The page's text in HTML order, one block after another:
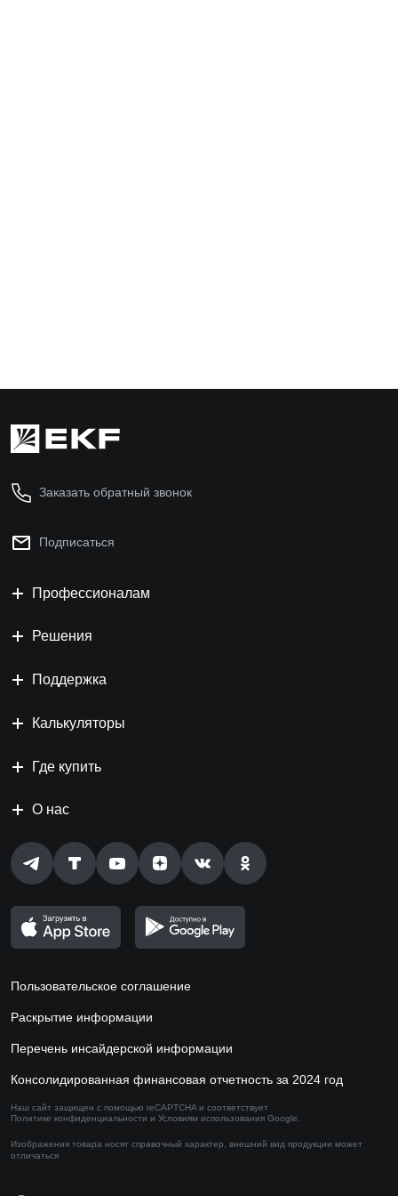
Заказать обратный звонок
Подписаться
Профессионалам
Решения
Поддержка
Калькуляторы
Где купить
О нас
Пользовательское соглашение
Раскрытие информации
Перечень инсайдерской информации
Консолидированная финансовая отчетность за 2024 год
Наш сайт защищен с помощью reCAPTCHA и соответствует
Политике конфиденциальности и Условиям использования Google.
Изображения товара носят справочный характер, внешний вид продукции может
отличаться